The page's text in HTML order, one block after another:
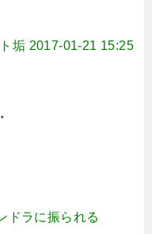
垢 2017-01-21 15:25
ドラに振られる